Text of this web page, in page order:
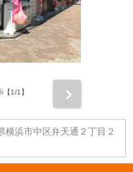
【1/1】
横浜市中区弁天通２丁目２